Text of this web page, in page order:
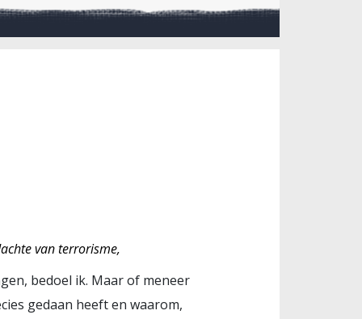
van terrorisme,
bedoel ik. Maar of meneer
gedaan heeft en waarom,